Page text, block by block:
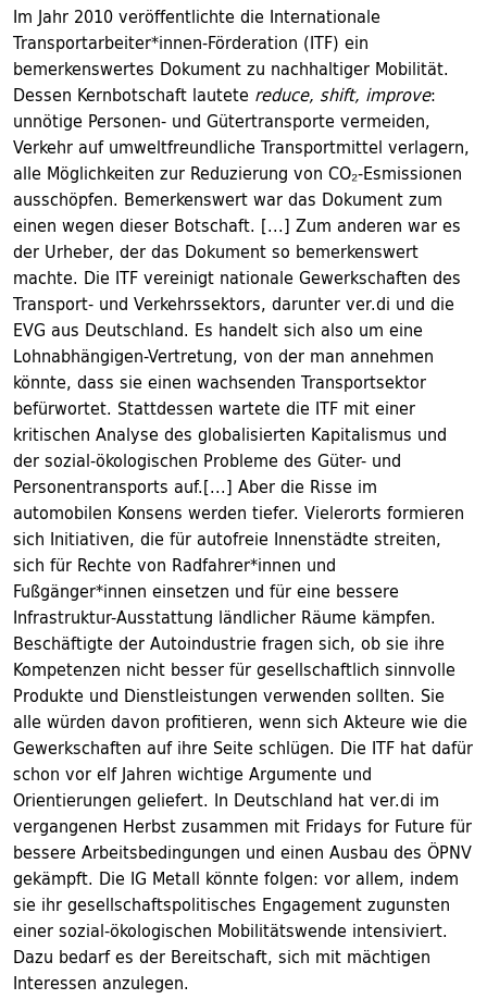
Im Jahr 2010 veröffentlichte die Internationale
Transportarbeiter*innen-Förderation (ITF) ein
bemerkenswertes Dokument zu nachhaltiger Mobilität.
Dessen Kernbotschaft lautete reduce, shift, improve:
unnötige Personen- und Gütertransporte vermeiden,
Verkehr auf umweltfreundliche Transportmittel verlagern,
alle Möglichkeiten zur Reduzierung von CO₂-Esmissionen
ausschöpfen. Bemerkenswert war das Dokument zum
einen wegen dieser Botschaft. [...] Zum anderen war es
der Urheber, der das Dokument so bemerkenswert
machte. Die ITF vereinigt nationale Gewerkschaften des
Transport- und Verkehrssektors, darunter ver.di und die
EVG aus Deutschland. Es handelt sich also um eine
Lohnabhängigen-Vertretung, von der man annehmen
könnte, dass sie einen wachsenden Transportsektor
befürwortet. Stattdessen wartete die ITF mit einer
kritischen Analyse des globalisierten Kapitalismus und
der sozial-ökologischen Probleme des Güter- und
Personentransports auf.[...] Aber die Risse im
automobilen Konsens werden tiefer. Vielerorts formieren
sich Initiativen, die für autofreie Innenstädte streiten,
sich für Rechte von Radfahrer*innen und
Fußgänger*innen einsetzen und für eine bessere
Infrastruktur-Ausstattung ländlicher Räume kämpfen.
Beschäftigte der Autoindustrie fragen sich, ob sie ihre
Kompetenzen nicht besser für gesellschaftlich sinnvolle
Produkte und Dienstleistungen verwenden sollten. Sie
alle würden davon profitieren, wenn sich Akteure wie die
Gewerkschaften auf ihre Seite schlügen. Die ITF hat dafür
schon vor elf Jahren wichtige Argumente und
Orientierungen geliefert. In Deutschland hat ver.di im
vergangenen Herbst zusammen mit Fridays for Future für
bessere Arbeitsbedingungen und einen Ausbau des ÖPNV
gekämpft. Die IG Metall könnte folgen: vor allem, indem
sie ihr gesellschaftspolitisches Engagement zugunsten
einer sozial-ökologischen Mobilitätswende intensiviert.
Dazu bedarf es der Bereitschaft, sich mit mächtigen
Interessen anzulegen.